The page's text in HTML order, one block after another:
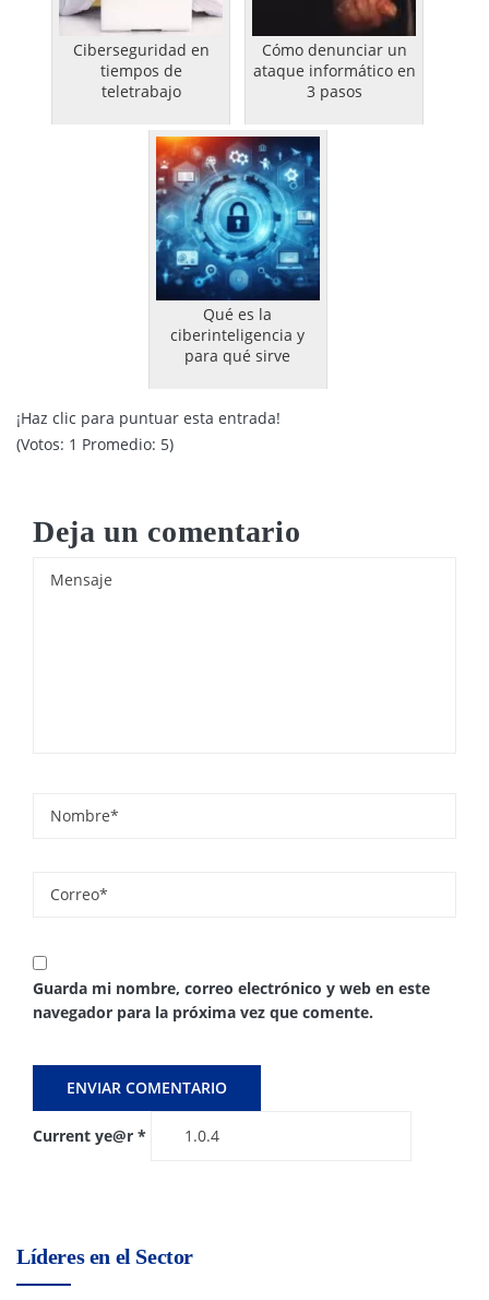
Ciberseguridad en
tiempos de
teletrabajo
Cómo denunciar un
ataque informático en
3 pasos
Qué es la
ciberinteligencia y
para qué sirve
¡Haz clic para puntuar esta entrada!
(Votos: 1 Promedio: 5)
Deja un comentario
Guarda mi nombre, correo electrónico y web en este
navegador para la próxima vez que comente.
Current ye@r *
Líderes en el Sector